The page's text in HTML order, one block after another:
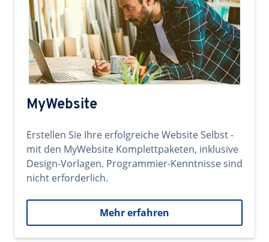
MyWebsite
Erstellen Sie Ihre erfolgreiche Website Selbst -
mit den MyWebsite Komplettpaketen, inklusive
Design-Vorlagen. Programmier-Kenntnisse sind
nicht erforderlich.
Mehr erfahren